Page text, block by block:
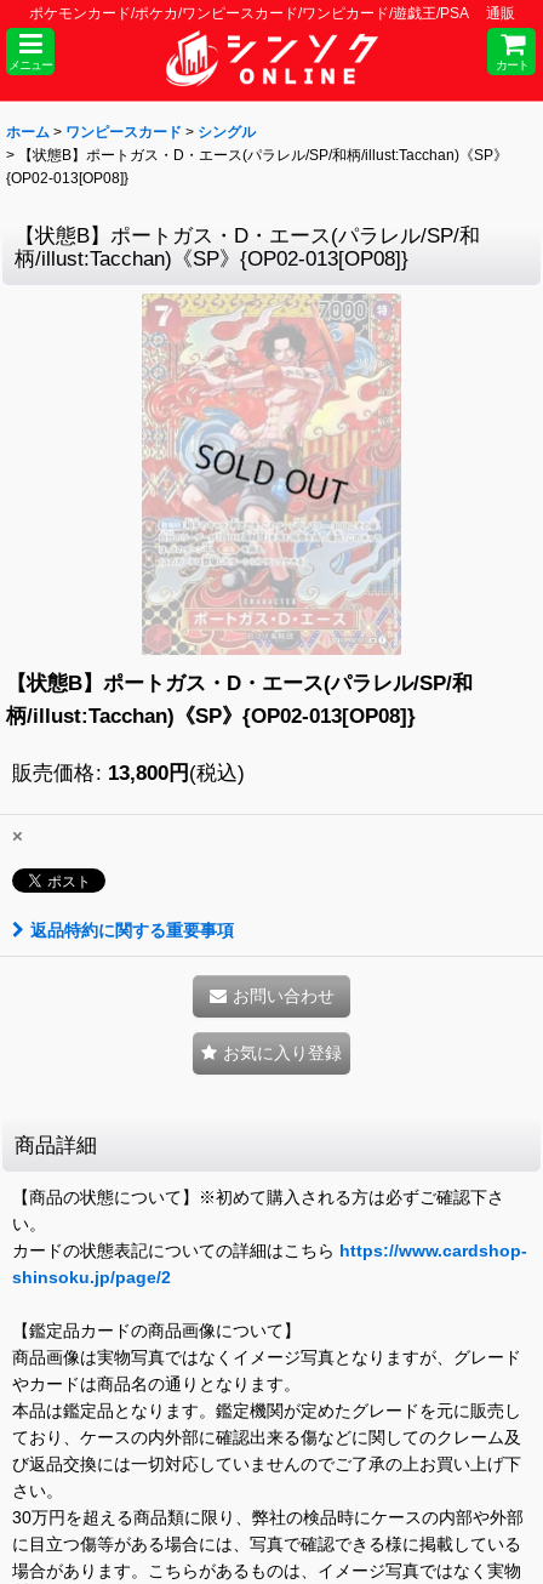
ポケモンカード/ポケカ/ワンピースカード/ワンピカード/遊戯王/PSA 通販
メニュー カート
ホーム > ワンピースカード > シングル
>
【状態B】ポートガス・D・エース(パラレル/SP/和柄/illust:Tacchan)《SP》
{OP02-013[OP08]}
【状態B】ポートガス・D・エース(パラレル/SP/和
柄/illust:Tacchan)《SP》{OP02-013[OP08]}
【状態B】ポートガス・D・エース(パラレル/SP/和
柄/illust:Tacchan)《SP》{OP02-013[OP08]}
販売価格: 13,800円 (税込)
×
返品特約に関する重要事項
お問い合わせ
お気に入り登録
商品詳細
【商品の状態について】※初めて購入される方は必ずご確認下さ
い。
カードの状態表記についての詳細はこちら https://www.cardshop-
shinsoku.jp/page/2
【鑑定品カードの商品画像について】
商品画像は実物写真ではなくイメージ写真となりますが、グレード
やカードは商品名の通りとなります。
本品は鑑定品となります。鑑定機関が定めたグレードを元に販売し
ており、ケースの内外部に確認出来る傷などに関してのクレーム及
び返品交換には一切対応していませんのでご了承の上お買い上げ下
さい。
30万円を超える商品類に限り、弊社の検品時にケースの内部や外部
に目立つ傷等がある場合には、写真で確認できる様に掲載している
場合があります。こちらがあるものは、イメージ写真ではなく実物